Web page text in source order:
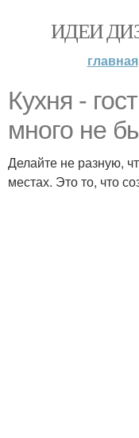
ИДЕИ
главная
Кухня -
много не
Делайте не разную,
местах. Это то, что